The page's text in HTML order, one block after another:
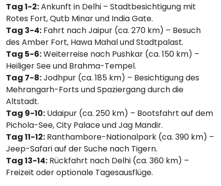
Tag 1-2:Ankunft in Delhi – Stadtbesichtigung mit
Rotes Fort, Qutb Minar und India Gate.
Tag 3-4: Fahrt nach Jaipur (ca. 270 km) – Besuch
des Amber Fort, Hawa Mahal und Stadtpalast.
Tag 5-6:Weiterreise nach Pushkar (ca. 150 km) –
Heiliger See und Brahma-Tempel.
Tag 7-8:Jodhpur (ca. 185 km) – Besichtigung des
Mehrangarh-Forts und Spaziergang durch die
Altstadt.
Tag 9-10: Udaipur (ca. 250 km) – Bootsfahrt auf dem
Pichola-See, City Palace und Jag Mandir.
Tag 11-12: Ranthambore-Nationalpark (ca. 390 km) –
Jeep-Safari auf der Suche nach Tigern.
Tag 13-14: Rückfahrt nach Delhi (ca. 360 km) –
Freizeit oder optionale Tagesausflüge.